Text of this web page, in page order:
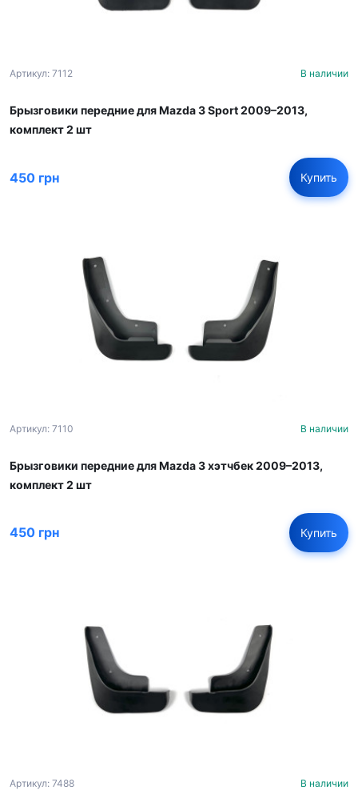
Артикул: 7112 В наличии
Брызговики передние для Mazda 3 Sport 2009–2013,
комплект 2 шт
450 грн Купить
Артикул: 7110 В наличии
Брызговики передние для Mazda 3 хэтчбек 2009–2013,
комплект 2 шт
450 грн Купить
Артикул: 7488 В наличии